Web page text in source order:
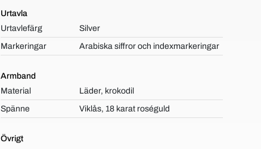
Urtavla
Urtavlefärg
Silver
Markeringar
Arabiska siffror och indexmarkeringar
Armband
Material
Läder, krokodil
Spänne
Viklås, 18 karat roséguld
Övrigt